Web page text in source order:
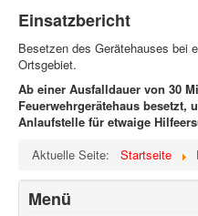
Einsatzbericht
Besetzen des Gerätehauses bei
Ortsgebiet.
Ab einer Ausfalldauer von 30
Feuerwehrgerätehaus besetzt,
Anlaufstelle für etwaige
Aktuelle Seite:
Startseite
Menü